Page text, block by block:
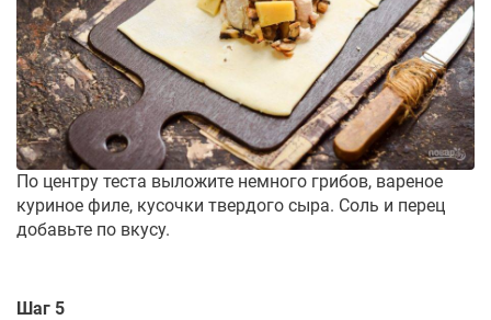
По центру теста выложите немного грибов, вареное
куриное филе, кусочки твердого сыра. Соль и перец
добавьте по вкусу.
Шаг 5